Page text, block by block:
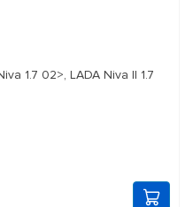
1.7 02>, LADA Niva II 1.7